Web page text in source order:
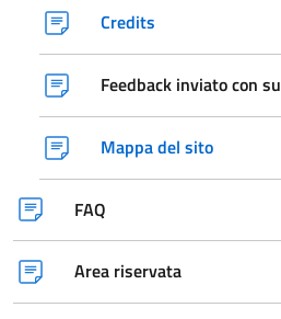
Credits
Feedback inviato con
Mappa del sito
FAQ
Area riservata